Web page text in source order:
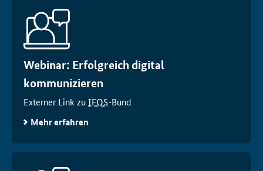
Webinar: Erfolgreich digital
kommunizieren
Externer Link zuIFOS-Bund
Mehr erfahren